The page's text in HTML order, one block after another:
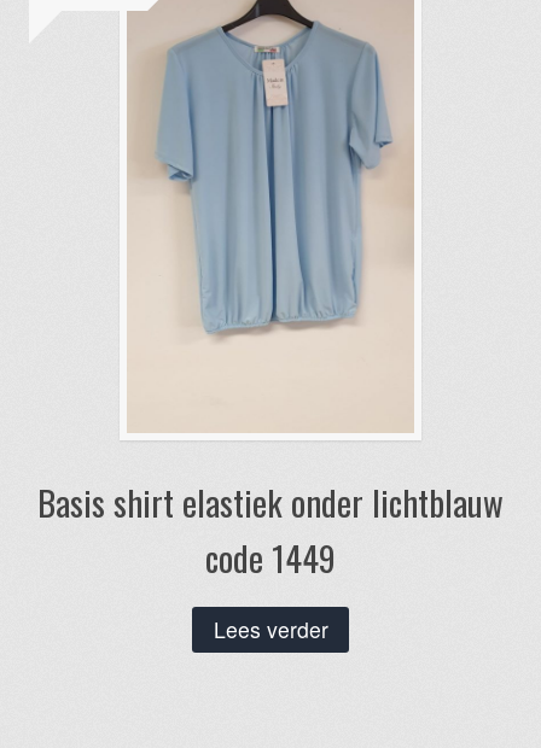
Basis shirt elastiek onder lichtblauw
code 1449
Lees verder